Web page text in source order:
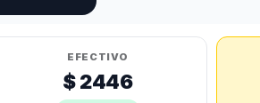
EFECTIVO
$ 2446